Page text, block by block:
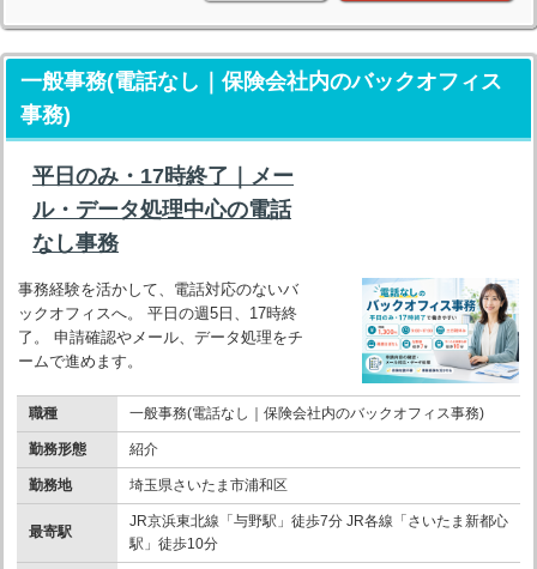
一般事務(電話なし｜保険会社内のバックオフィス
事務)
平日のみ・17時終了｜メー
ル・データ処理中心の電話
なし事務
事務経験を活かして、電話対応のないバ
ックオフィスへ。 平日の週5日、17時終
了。 申請確認やメール、データ処理をチ
ームで進めます。
職種 一般事務(電話なし｜保険会社内のバックオフィス事務)
勤務形態 紹介
勤務地 埼玉県さいたま市浦和区
最寄駅
JR京浜東北線「与野駅」徒歩7分 JR各線「さいたま新都心
駅」徒歩10分